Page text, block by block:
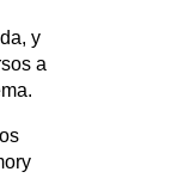
y
a